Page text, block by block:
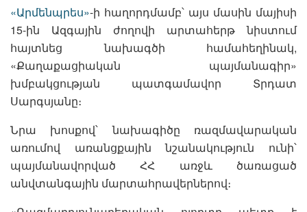
«Արմենպրես»-ի հաղորդմամբ՝ այս մասին մայիսի
15-ին Ազգային ժողովի արտահերթ նիստում
հայտնեց նախագծի համահեղինակ,
«Քաղաքացիական պայմանագիր»
խմբակցության պատգամավոր Տրդատ
Սարգսյանը։
Նրա խոսքով՝ նախագիծը ռազմավարական
առումով առանցքային նշանակություն ունի՝
պայմանավորված ՀՀ առջև ծառացած
անվտանգային մարտահրավերներով։